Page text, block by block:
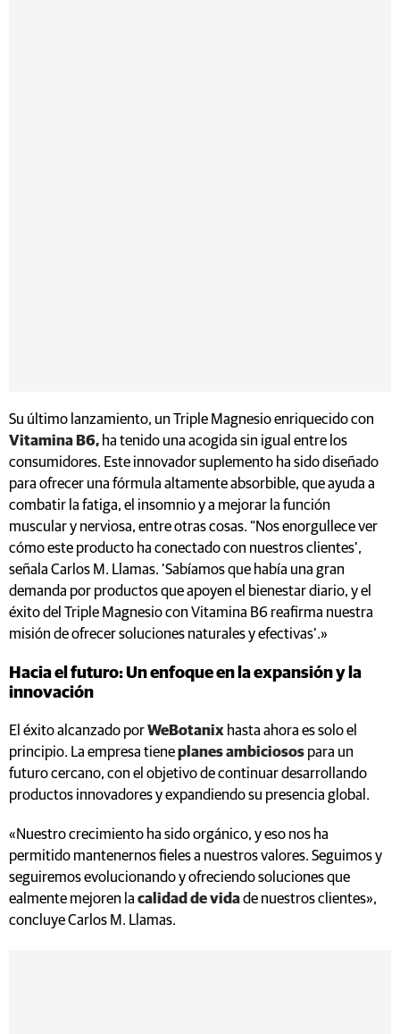
Su último lanzamiento, un Triple Magnesio enriquecido con
Vitamina B6, ha tenido una acogida sin igual entre los
consumidores. Este innovador suplemento ha sido diseñado
para ofrecer una fórmula altamente absorbible, que ayuda a
combatir la fatiga, el insomnio y a mejorar la función
muscular y nerviosa, entre otras cosas. “Nos enorgullece ver
cómo este producto ha conectado con nuestros clientes’,
señala Carlos M. Llamas. ‘Sabíamos que había una gran
demanda por productos que apoyen el bienestar diario, y el
éxito del Triple Magnesio con Vitamina B6 reafirma nuestra
misión de ofrecer soluciones naturales y efectivas’.»
Hacia el futuro: Un enfoque en la expansión y la
innovación
El éxito alcanzado porWeBotanix hasta ahora es solo el
principio. La empresa tieneplanes ambiciosos para un
futuro cercano, con el objetivo de continuar desarrollando
productos innovadores y expandiendo su presencia global.
«Nuestro crecimiento ha sido orgánico, y eso nos ha
permitido mantenernos fieles a nuestros valores. Seguimos y
seguiremos evolucionando y ofreciendo soluciones que
ealmente mejoren la calidad de vidade nuestros clientes»,
concluye Carlos M. Llamas.